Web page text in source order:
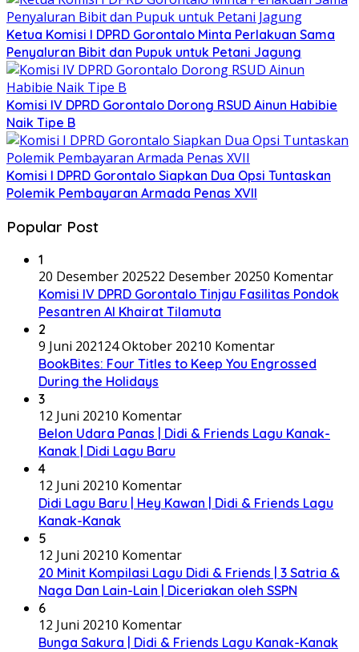
Ketua Komisi I DPRD Gorontalo Minta Perlakuan Sama
Penyaluran Bibit dan Pupuk untuk Petani Jagung
Komisi IV DPRD Gorontalo Dorong RSUD Ainun Habibie
Naik Tipe B
Komisi I DPRD Gorontalo Siapkan Dua Opsi Tuntaskan
Polemik Pembayaran Armada Penas XVII
Popular Post
1
20 Desember 202522 Desember 20250 Komentar
Komisi IV DPRD Gorontalo Tinjau Fasilitas Pondok
Pesantren Al Khairat Tilamuta
2
9 Juni 202124 Oktober 20210 Komentar
BookBites: Four Titles to Keep You Engrossed
During the Holidays
3
12 Juni 20210 Komentar
Belon Udara Panas | Didi & Friends Lagu Kanak-
Kanak | Didi Lagu Baru
4
12 Juni 20210 Komentar
Didi Lagu Baru | Hey Kawan | Didi & Friends Lagu
Kanak-Kanak
5
12 Juni 20210 Komentar
20 Minit Kompilasi Lagu Didi & Friends | 3 Satria &
Naga Dan Lain-Lain | Diceriakan oleh SSPN
6
12 Juni 20210 Komentar
Bunga Sakura | Didi & Friends Lagu Kanak-Kanak